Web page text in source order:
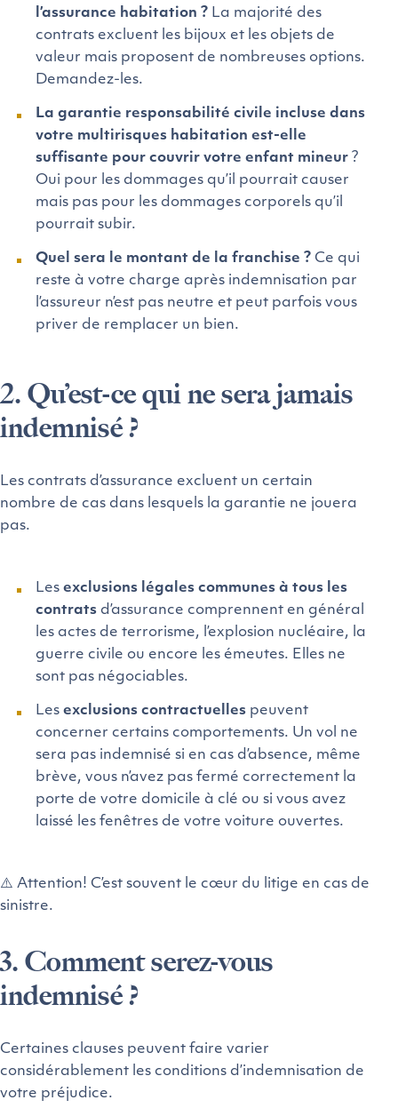
l’assurance habitation ? La majorité des
contrats excluent les bijoux et les objets de
valeur mais proposent de nombreuses options.
Demandez-les.
La garantie responsabilité civile incluse dans
votre multirisques habitation est-elle
suffisante pour couvrir votre enfant mineur ?
Oui pour les dommages qu’il pourrait causer
mais pas pour les dommages corporels qu’il
pourrait subir.
Quel sera le montant de la franchise ? Ce qui
reste à votre charge après indemnisation par
l’assureur n’est pas neutre et peut parfois vous
priver de remplacer un bien.
2. Qu’est-ce qui ne sera jamais
indemnisé ?
Les contrats d’assurance excluent un certain
nombre de cas dans lesquels la garantie ne jouera
pas.
Les exclusions légales communes à tous les
contrats d’assurance comprennent en général
les actes de terrorisme, l’explosion nucléaire, la
guerre civile ou encore les émeutes. Elles ne
sont pas négociables.
Les exclusions contractuelles peuvent
concerner certains comportements. Un vol ne
sera pas indemnisé si en cas d’absence, même
brève, vous n’avez pas fermé correctement la
porte de votre domicile à clé ou si vous avez
laissé les fenêtres de votre voiture ouvertes.
⚠️ Attention! C’est souvent le cœur du litige en cas de
sinistre.
3. Comment serez-vous
indemnisé ?
Certaines clauses peuvent faire varier
considérablement les conditions d’indemnisation de
votre préjudice.